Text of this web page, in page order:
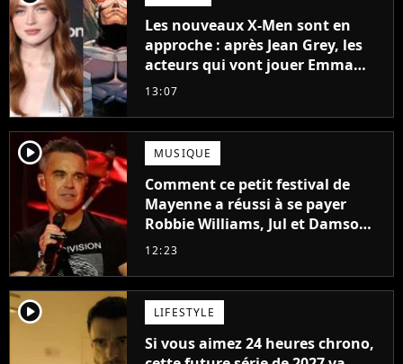
Les nouveaux X-Men sont en
approche : après Jean Grey, les
acteurs qui vont jouer Emma
Frost et Cyclope trouvés !
13:07
player2 MUSIQUE
Comment ce petit festival de
Mayenne a réussi à se payer
Robbie Williams, Jul et Damso
cette année ?
12:23
player2 LIFESTYLE
Si vous aimez 24 heures chrono,